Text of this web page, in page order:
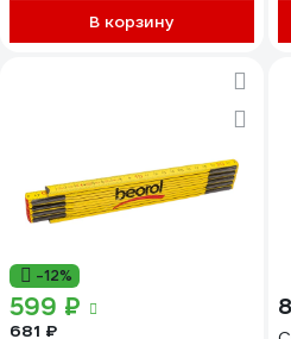
В корзину
-12%
599 ₽
681 ₽